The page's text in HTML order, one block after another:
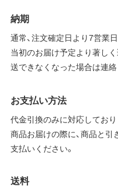
納期
通常、注文確定日より7営業
当初のお届け予定より著し
送できなくなった場合は連絡
お支払い方法
代金引換のみに対応してお
商品お届けの際に、商品と
支払いください。
送料